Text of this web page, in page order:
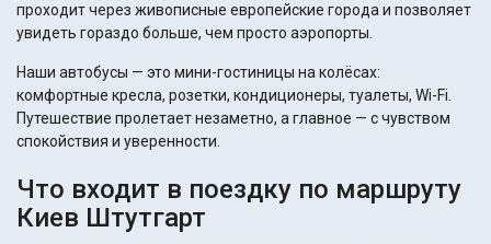
проходит через живописные европейские города и позволяет
увидеть гораздо больше, чем просто аэропорты.
Наши автобусы — это мини-гостиницы на колёсах:
комфортные кресла, розетки, кондиционеры, туалеты, Wi-Fi.
Путешествие пролетает незаметно, а главное — с чувством
спокойствия и уверенности.
Что входит в поездку по маршруту
Киев Штутгарт